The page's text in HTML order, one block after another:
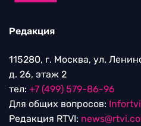
Редакция
115280, г. Москва, ул.
д. 26, этаж 2
тел: +7 (499) 579-86-96
Для общих вопросов:
Редакция RTVI: